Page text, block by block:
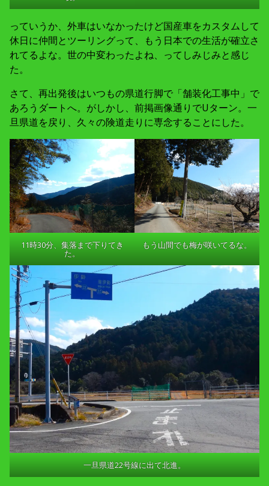
っていうか、外車はいなかったけど国産車をカスタムして
休日に仲間とツーリングって、もう日本での生活が確立さ
れてるよな。世の中変わったよね、ってしみじみと感じ
た。
さて、再出発後はいつもの県道行脚で「舗装化工事中」で
あろうダートへ。がしかし、前掲画像通りでUターン。一
旦県道を戻り、久々の険道走りに専念することにした。
11時30分、集落まで下りてき
た。
もう山間でも梅が咲いてるな。
一旦県道22号線に出て北進。